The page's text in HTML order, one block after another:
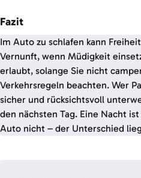
Fazit
Im Auto zu schlafen kann
Vernunft, wenn Müdigkeit
erlaubt, solange Sie nicht
Verkehrsregeln beachten. Wer
sicher und rücksichtsvoll
den nächsten Tag. Eine Nacht
Auto nicht – der Unterschied